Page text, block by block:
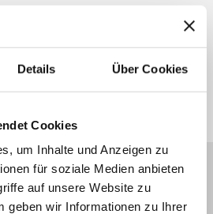
Details Über Cookies
Cookies
um Inhalte und Anzeigen zu
für soziale Medien anbieten
auf unsere Website zu
geben wir Informationen zu Ihrer